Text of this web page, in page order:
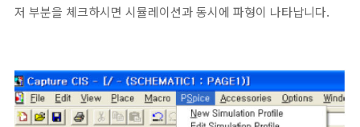
저 부분을 체크하시면 시뮬레이션과 동시에 파형이 나타납니다.